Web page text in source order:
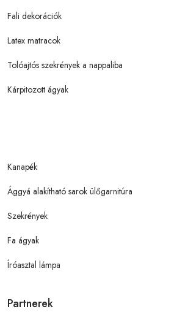
Fali dekorációk
Latex matracok
Tolóajtós szekrények a nappaliba
Kárpitozott ágyak
Kanapék
Ággyá alakítható sarok ülőgarnitúra
Szekrények
Fa ágyak
Íróasztal lámpa
Partnerek